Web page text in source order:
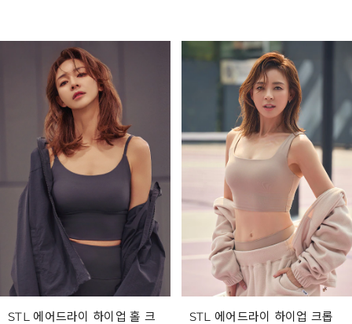
STL 에어드라이 하이업 홀 크
STL 에어드라이 하이업 크롭